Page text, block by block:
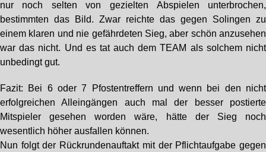
nur noch selten von gezielten Abspielen unterbrochen,
bestimmten das Bild. Zwar reichte das gegen Solingen zu
einem klaren und nie gefährdeten Sieg, aber schön anzusehen
war das nicht. Und es tat auch dem TEAM als solchem nicht
unbedingt gut.
Fazit: Bei 6 oder 7 Pfostentreffern und wenn bei den nicht
erfolgreichen Alleingängen auch mal der besser postierte
Mitspieler gesehen worden wäre, hätte der Sieg noch
wesentlich höher ausfallen können.
Nun folgt der Rückrundenauftakt mit der Pflichtaufgabe gegen